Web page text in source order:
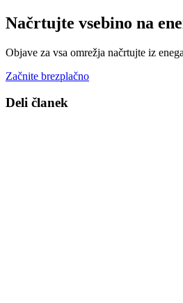
Načrtujte vsebino na
Objave za vsa omrežja načrtujte iz
Začnite brezplačno
Deli članek